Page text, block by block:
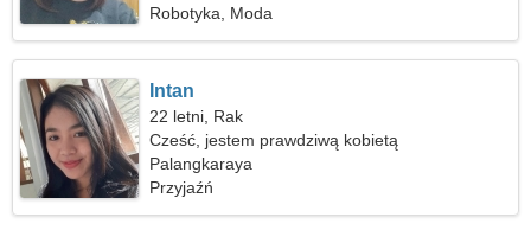
Robotyka, Moda
Intan
22 letni, Rak
Cześć, jestem prawdziwą kobietą
Palangkaraya
Przyjaźń